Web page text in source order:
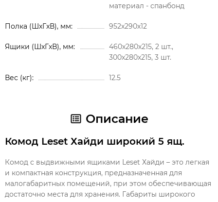
материал - спанбонд
Полка (ШxГxВ), мм 952х290х12
Ящики (ШxГxВ), мм
460х280х215, 2 шт.,
300х280х215, 3 шт.
Вес (кг) 12.5
Описание
Комод Leset Хайди широкий 5 ящ.
Комод с выдвижными ящиками Leset Хайди – это легкая
и компактная конструкция, предназначенная для
малогабаритных помещений, при этом обеспечивающая
достаточно места для хранения. Габариты широкого